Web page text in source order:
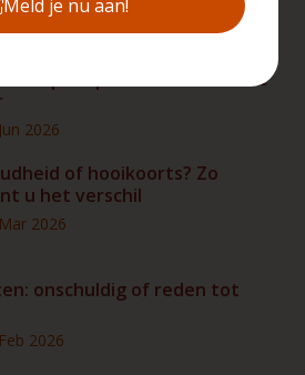
Zevenaar in de
2026
of hooikoorts? Zo
u het verschil
2026
onschuldig of reden tot
2026
Meld je nu aan!